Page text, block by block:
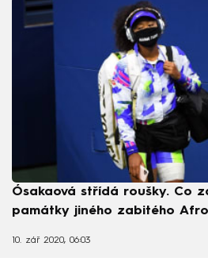
Ósakaová střídá roušky. Co
památky jiného zabitého
10. zář 2020, 06:03